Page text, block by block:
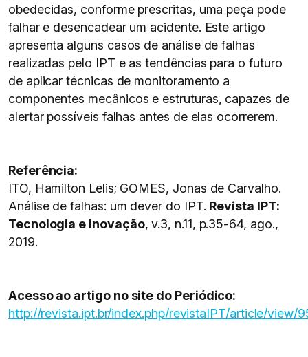
obedecidas, conforme prescritas, uma peça pode
falhar e desencadear um acidente. Este artigo
apresenta alguns casos de análise de falhas
realizadas pelo IPT e as tendências para o futuro
de aplicar técnicas de monitoramento a
componentes mecânicos e estruturas, capazes de
alertar possíveis falhas antes de elas ocorrerem.
Referência:
ITO, Hamilton Lelis; GOMES, Jonas de Carvalho.
Análise de falhas: um dever do IPT. Revista IPT:
Tecnologia e Inovação, v.3, n.11, p.35-64, ago.,
2019.
Acesso ao artigo no site do Periódico:
http://revista.ipt.br/index.php/revistaIPT/article/view/